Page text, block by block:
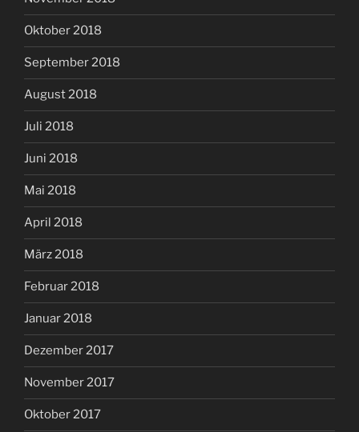
Oktober 2018
September 2018
August 2018
Juli 2018
Juni 2018
Mai 2018
April 2018
März 2018
Februar 2018
Januar 2018
Dezember 2017
November 2017
Oktober 2017